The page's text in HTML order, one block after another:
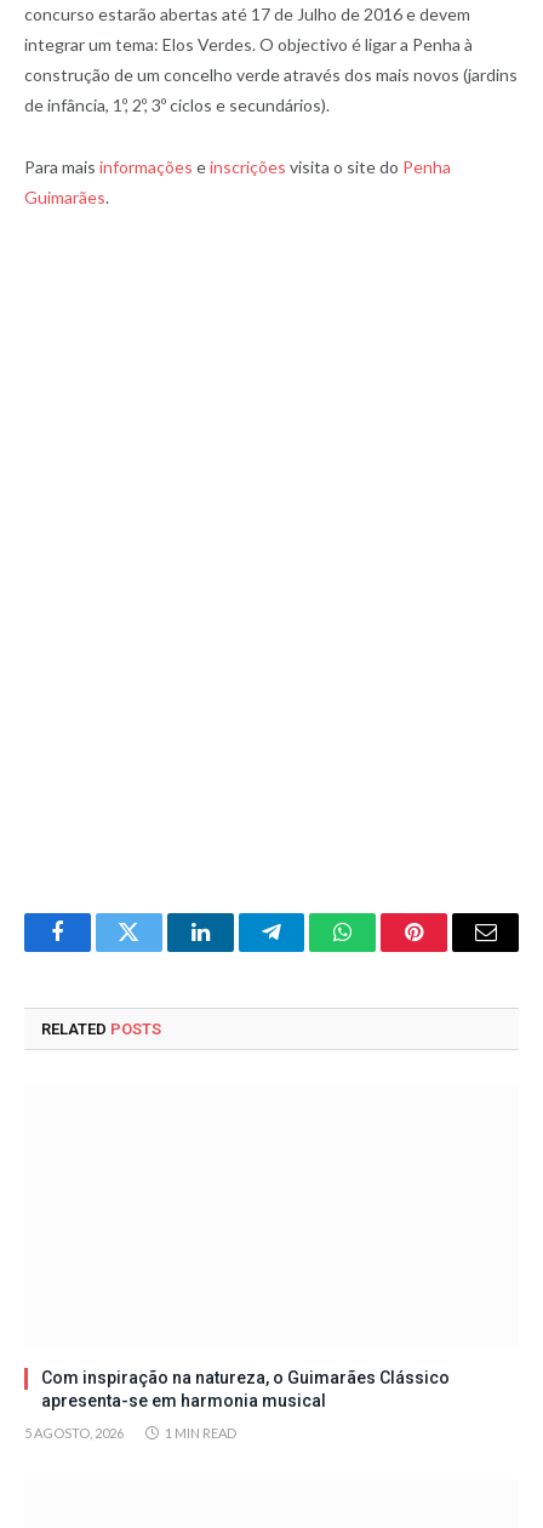
concurso estarão abertas até 17 de Julho de 2016 e devem
integrar um tema: Elos Verdes. O objectivo é ligar a Penha à
construção de um concelho verde através dos mais novos (jardins
de infância, 1º, 2º, 3º ciclos e secundários).
Para mais informações einscrições visita o site do Penha
Guimarães.
FacebookTwitter LinkedInTelegramWhatsAppPinterestEmail
RELATED POSTS
Com inspiração na natureza, o Guimarães Clássico
apresenta-se em harmonia musical
5 AGOSTO, 2026 1 MIN READ